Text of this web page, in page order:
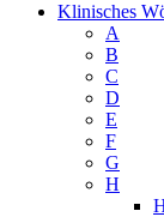
Klinisches
A
B
C
D
E
F
G
H